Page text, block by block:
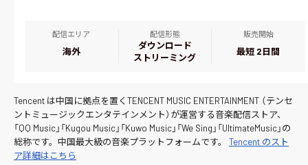
配信エリア
海外
配信形態
ダウンロード
ストリーミング
販売開始
最短 2日間
Tencent は中国に拠点を置くTENCENT MUSIC ENTERTAINMENT （テンセ
ントミュージックエンタテインメント）が運営する音楽配信ストア、
「QQ Music」「Kugou Music」「Kuwo Music」「We Sing」「UltimateMusic」の
総称です。中国最大級の音楽プラットフォームです。 Tencent のスト
ア詳細はこちら